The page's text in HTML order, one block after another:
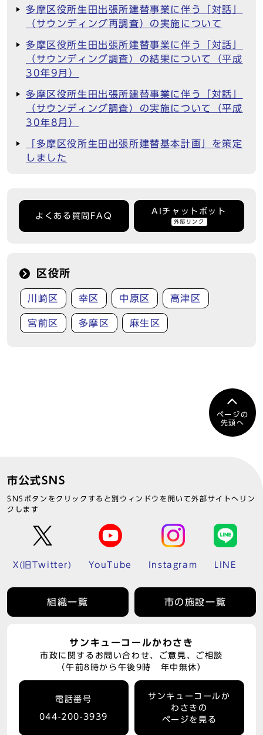
多摩区役所生田出張所建替事業に伴う「対話」
（サウンディング再調査）の実施について
多摩区役所生田出張所建替事業に伴う「対話」
（サウンディング調査）の結果について（平成
30年9月）
多摩区役所生田出張所建替事業に伴う「対話」
（サウンディング調査）の実施について（平成
30年8月）
「多摩区役所生田出張所建替基本計画」を策定
しました
よくある質問FAQ
AIチャットボット
外部リンク
区役所
川崎区 幸区 中原区 高津区
宮前区 多摩区 麻生区
ページの
先頭へ
市公式SNS
SNSボタンをクリックすると別ウィンドウを開いて外部サイトへリン
クします
X(旧Twitter) YouTube Instagram LINE
組織一覧 市の施設一覧
サンキューコールかわさき
市政に関するお問い合わせ、ご意見、ご相談
（午前8時から午後9時 年中無休）
電話番号
044-200-3939
サンキューコールか
わさきの
ページを見る